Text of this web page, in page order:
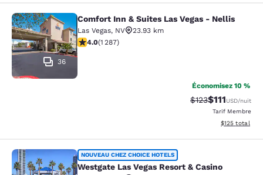
Comfort Inn & Suites Las Vegas -
36
Comfort Inn & Suites Las Vegas - Nellis
Las Vegas, NV
23.93 km
4.03 étoiles. Très Bien. 1287 commentaires
4.0(1 287)
Économisez 10 %
Tarif barré :
$123Tarif réduit :
$111USD/nuit
Tarif Membre
Afficher les
$125 total
Westgate Las Vegas Resort & Casino
NOUVEAU CHEZ CHOICE HOTELS
Westgate Las Vegas Resort & Casino